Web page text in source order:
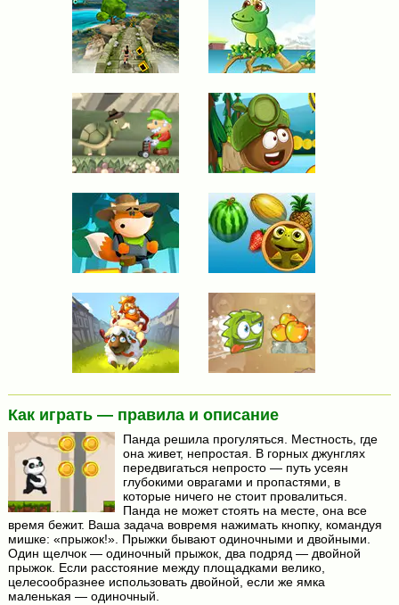
Как играть — правила и описание
Панда решила прогуляться. Местность, где
она живет, непростая. В горных джунглях
передвигаться непросто — путь усеян
глубокими оврагами и пропастями, в
которые ничего не стоит провалиться.
Панда не может стоять на месте, она все
время бежит. Ваша задача вовремя нажимать кнопку, командуя
мишке: «прыжок!». Прыжки бывают одиночными и двойными.
Один щелчок — одиночный прыжок, два подряд — двойной
прыжок. Если расстояние между площадками велико,
целесообразнее использовать двойной, если же ямка
маленькая — одиночный.